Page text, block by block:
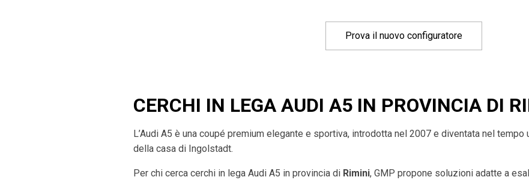
Prova il nuovo configuratore
CERCHI IN LEGA AUDI A5 IN PROVINCIA DI
L’Audi A5 è una coupé premium elegante e sportiva, introdotta nel 2007 e diventata nel
della casa di Ingolstadt.
Per chi cerca cerchi in lega Audi A5 in provincia di Rimini, GMP propone soluzioni adatte a